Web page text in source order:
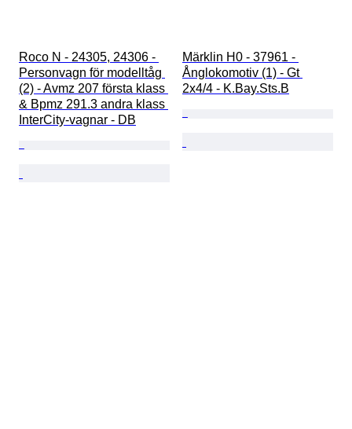
Roco N - 24305, 24306 -
Personvagn för modelltåg
(2) - Avmz 207 första klass
& Bpmz 291.3 andra klass
InterCity-vagnar - DB
Märklin H0 - 37961 -
Ånglokomotiv (1) - Gt
2x4/4 - K.Bay.Sts.B